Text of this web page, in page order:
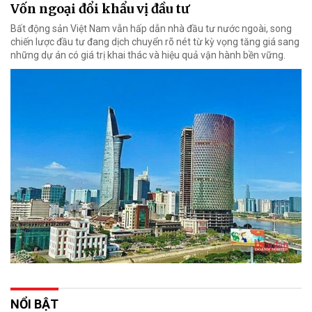
Vốn ngoại đổi khẩu vị đầu tư
Bất động sản Việt Nam vẫn hấp dẫn nhà đầu tư nước ngoài, song
chiến lược đầu tư đang dịch chuyển rõ nét từ kỳ vọng tăng giá sang
những dự án có giá trị khai thác và hiệu quả vận hành bền vững.
NỔI BẬT